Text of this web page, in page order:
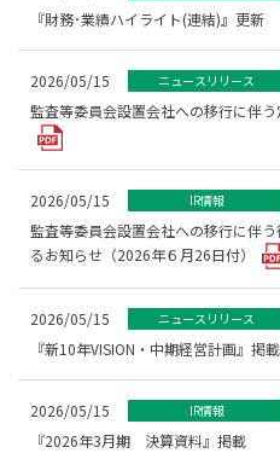
『財務･業績ハイライト(連結)』更新
2026/05/15 ニュースリリース
監査等委員会設置会社への移行に伴
2026/05/15 IR情報
監査等委員会設置会社への移行に伴
るお知らせ（2026年６月26日付）
2026/05/15 ニュースリリース
『新10年VISION・中期経営計画』掲載
2026/05/15 IR情報
『2026年3月期 決算資料』掲載